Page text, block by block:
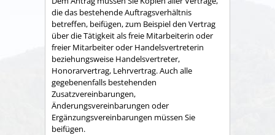
die das bestehende Auftragsverhältnis
betreffen, beifügen, zum Beispiel den Vertrag
über die Tätigkeit als freie Mitarbeiterin oder
freier Mitarbeiter oder Handelsvertreterin
beziehungsweise Handelsvertreter,
Honorarvertrag, Lehrvertrag. Auch alle
gegebenenfalls bestehenden
Zusatzvereinbarungen,
Änderungsvereinbarungen oder
Ergänzungsvereinbarungen müssen Sie
beifügen.